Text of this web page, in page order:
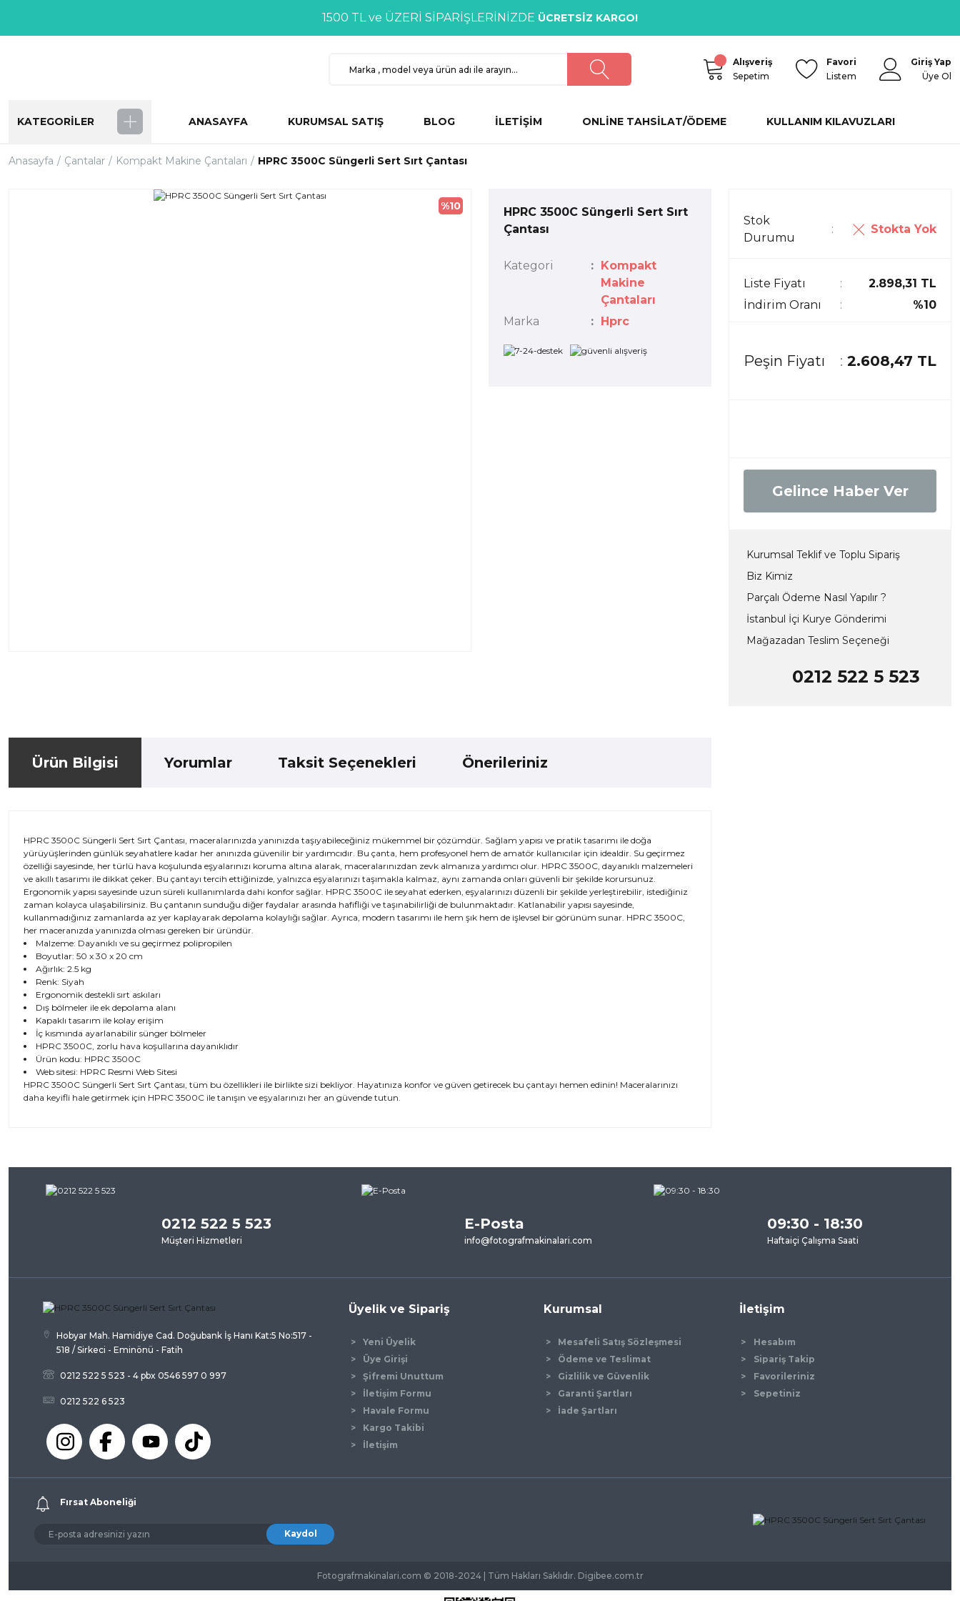
1500 TL ve ÜZERİ SİPARİŞLERİNİZDE ÜCRETSİZ KARGO!
Alışveriş
Sepetim
Favori
Listem
Giriş Yap
Üye Ol
KATEGORİLER ANASAYFA KURUMSAL SATIŞ BLOG İLETİŞİM ONLİNE TAHSİLAT/ÖDEME KULLANIM KILAVUZLARI
Anasayfa Çantalar Kompakt Makine Çantaları HPRC 3500C Süngerli Sert Sırt Çantası
%10
HPRC 3500C Süngerli Sert Sırt
Çantası
Kategori
Kompakt
Makine
Çantaları
Marka
Hprc
Stok
Durumu
Stokta Yok
Liste Fiyatı
2.898,31 TL
İndirim Oranı
%10
Peşin Fiyatı 2.608,47 TL
Gelince Haber Ver
Kurumsal Teklif ve Toplu Sipariş
Biz Kimiz
Parçalı Ödeme Nasıl Yapılır ?
İstanbul İçi Kurye Gönderimi
Mağazadan Teslim Seçeneği
0212 522 5 523
Ürün Bilgisi Yorumlar Taksit Seçenekleri Önerileriniz
HPRC 3500C Süngerli Sert Sırt Çantası, maceralarınızda yanınızda taşıyabileceğiniz mükemmel bir çözümdür. Sağlam yapısı ve pratik tasarımı ile doğa
yürüyüşlerinden günlük seyahatlere kadar her anınızda güvenilir bir yardımcıdır. Bu çanta, hem profesyonel hem de amatör kullanıcılar için idealdir. Su geçirmez
özelliği sayesinde, her türlü hava koşulunda eşyalarınızı koruma altına alarak, maceralarınızdan zevk almanıza yardımcı olur. HPRC 3500C, dayanıklı malzemeleri
ve akıllı tasarımı ile dikkat çeker. Bu çantayı tercih ettiğinizde, yalnızca eşyalarınızı taşımakla kalmaz, aynı zamanda onları güvenli bir şekilde korursunuz.
Ergonomik yapısı sayesinde uzun süreli kullanımlarda dahi konfor sağlar. HPRC 3500C ile seyahat ederken, eşyalarınızı düzenli bir şekilde yerleştirebilir, istediğiniz
zaman kolayca ulaşabilirsiniz. Bu çantanın sunduğu diğer faydalar arasında hafifliği ve taşınabilirliği de bulunmaktadır. Katlanabilir yapısı sayesinde,
kullanmadığınız zamanlarda az yer kaplayarak depolama kolaylığı sağlar. Ayrıca, modern tasarımı ile hem şık hem de işlevsel bir görünüm sunar. HPRC 3500C,
her maceranızda yanınızda olması gereken bir üründür.
Malzeme: Dayanıklı ve su geçirmez polipropilen
Boyutlar: 50 x 30 x 20 cm
Ağırlık: 2.5 kg
Renk: Siyah
Ergonomik destekli sırt askıları
Dış bölmeler ile ek depolama alanı
Kapaklı tasarım ile kolay erişim
İç kısmında ayarlanabilir sünger bölmeler
HPRC 3500C, zorlu hava koşullarına dayanıklıdır
Ürün kodu: HPRC 3500C
Web sitesi: HPRC Resmi Web Sitesi
HPRC 3500C Süngerli Sert Sırt Çantası, tüm bu özellikleri ile birlikte sizi bekliyor. Hayatınıza konfor ve güven getirecek bu çantayı hemen edinin! Maceralarınızı
daha keyifli hale getirmek için HPRC 3500C ile tanışın ve eşyalarınızı her an güvende tutun.
Görüş ve önerileriniz için teşekkür ederiz.
Ürün resmi kalitesiz, bozuk veya görüntülenemiyor.
Ürün açıklamasında eksik bilgiler bulunuyor.
Ürün fiyatı diğer sitelerden daha pahalı.
Bu ürüne benzer farklı alternatifler olmalı.
Gönder
0212 522 5 523
Müşteri Hizmetleri
E-Posta
info@fotografmakinalari.com
09:30 - 18:30
Haftaiçi Çalışma Saati
Hobyar Mah. Hamidiye Cad. Doğubank İş Hanı Kat:5 No:517 -
518 / Sirkeci - Eminönü - Fatih
0212 522 5 523 - 4 pbx 0546 597 0 997
0212 522 6 523
Üyelik ve Sipariş
Yeni Üyelik
Üye Girişi
Şifremi Unuttum
İletişim Formu
Havale Formu
Kargo Takibi
İletişim
Kurumsal
Mesafeli Satış Sözleşmesi
Ödeme ve Teslimat
Gizlilik ve Güvenlik
Garanti Şartları
İade Şartları
İletişim
Hesabım
Sipariş Takip
Favorileriniz
Sepetiniz
Fırsat Aboneliği
Kaydol
Fotografmakinalari.com © 2018-2024 | Tüm Hakları Saklıdır. Digibee.com.tr